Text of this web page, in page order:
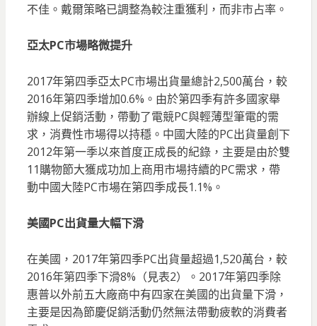
不佳。戴爾策略已調整為較注重獲利，而非市占率。
亞太PC市場略微提升
2017年第四季亞太PC市場出貨量總計2,500萬台，較
2016年第四季增加0.6%。由於第四季有許多國家舉
辦線上促銷活動，帶動了電競PC與輕薄型筆電的需
求，消費性市場得以持穩。中國大陸的PC出貨量創下
2012年第一季以來首度正成長的紀錄，主要是由於雙
11購物節大獲成功加上商用市場持續的PC需求，帶
動中國大陸PC市場在第四季成長1.1%。
美國PC出貨量大幅下滑
在美國，2017年第四季PC出貨量超過1,520萬台，較
2016年第四季下滑8%（見表2）。2017年第四季除
惠普以外前五大廠商中有四家在美國的出貨量下滑，
主要是因為節慶促銷活動仍然無法帶動疲軟的消費者